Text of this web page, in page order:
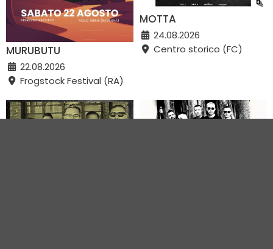
MURUBUTU
22.08.2026
Frogstock Festival (RA)
MOTTA
24.08.2026
Centro storico (FC)